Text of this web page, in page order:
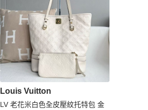
Louis Vuitton
LV 老花米白色全皮壓紋托特包 金